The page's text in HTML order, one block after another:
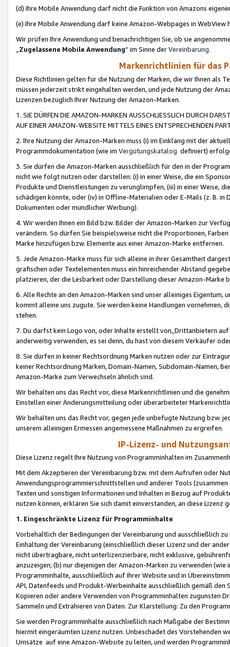
(d) Ihre Mobile Anwendung darf nicht die Funktion von Amazons
(e) Ihre Mobile Anwendung darf keine Amazon-Webpages in WebView
Wir prüfen Ihre Anwendung und benachrichtigen Sie, ob sie
„Zugelassene Mobile Anwendung“ im Sinne derVereinbarung.
Markenrichtlinien für das
Diese Richtlinien gelten für die Nutzung der Marken, die wir Ihnen als
müssen jederzeit strikt eingehalten werden, und jede Nutzung der
Lizenzen bezüglich Ihrer Nutzung der Amazon-Marken.
1. SIE DÜRFEN DIE AMAZON-MARKEN AUSSCHLIESSLICH DURCH
AUF EINER AMAZON-WEBSITE MITTELS EINES ENTSPRECHENDEN
2. Ihre Nutzung der Amazon-Marken muss (i) im Einklang mit der
Programmdokumentation (wie im Vergütungskatalog definiert)
3. Sie dürfen die Amazon-Marken ausschließlich für den in der
nicht wie folgt nutzen oder darstellen: (i) in einer Weise, die ein
Produkte und Dienstleistungen zu verunglimpfen, (iii) in einer Weise,
schädigen könnte, oder (iv) in Offline-Materialien oder E-Mails (z. B. in
Dokumenten oder mündlicher Werbung).
4. Wir werden Ihnen ein Bild bzw. Bilder der Amazon-Marken zur
verändern. So dürfen Sie beispielsweise nicht die Proportionen,
Marke hinzufügen bzw. Elemente aus einer Amazon-Marke entfernen.
5. Jede Amazon-Marke muss für sich alleine in ihrer Gesamtheit
grafischen oder Textelementen muss ein hinreichender Abstand
platzieren, der die Lesbarkeit oder Darstellung dieser Amazon-Marke
6. Alle Rechte an den Amazon-Marken sind unser alleiniges
kommt alleine uns zugute. Sie werden keine Handlungen vornehmen,
stehen.
7. Du darfst kein Logo von, oder Inhalte erstellt von,Drittanbietern auf
anderweitig verwenden, es sei denn, du hast von diesem Verkäufer
8. Sie dürfen in keiner Rechtsordnung Marken nutzen oder zur
keiner Rechtsordnung Marken, Domain-Namen, Subdomain-Namen,
Amazon-Marke zum Verwechseln ähnlich sind.
Wir behalten uns das Recht vor, diese Markenrichtlinien und die
Einstellen einer Änderungsmitteilung oder überarbeiteter
Wir behalten uns das Recht vor, gegen jede unbefugte Nutzung bzw.
unserem alleinigen Ermessen angemessene Maßnahmen zu ergreifen.
IP-Lizenz- und
Diese Lizenz regelt Ihre Nutzung von Programminhalten im
Mit dem Akzeptieren der Vereinbarung bzw. mit dem Aufrufen oder
Anwendungsprogrammierschnittstellen und anderer Tools (zusammen
Texten und sonstigen Informationen und Inhalten in Bezug auf
nutzen können, erklären Sie sich damit einverstanden, an diese Lizenz
1. Eingeschränkte Lizenz für Programminhalte
Vorbehaltlich der Bedingungen der Vereinbarung und ausschließlich
Einhaltung der Vereinbarung (einschließlich dieser Lizenz und der
nicht übertragbare, nicht unterlizenzierbare, nicht exklusive,
anzuzeigen; (b) nur diejenigen der Amazon-Marken zu verwenden
Programminhalte, ausschließlich auf Ihrer Website und in
API, Datenfeeds und Produkt-Werbeinhalte ausschließlich gemäß
Kopieren oder andere Verwenden von Programminhalten zugunsten
Sammeln und Extrahieren von Daten. Zur Klarstellung: Zu den
Sie werden Programminhalte ausschließlich nach Maßgabe der
hiermit eingeräumten Lizenz nutzen. Unbeschadet des Vorstehenden
Umsätze auf eine Amazon-Website zu leiten, und werden